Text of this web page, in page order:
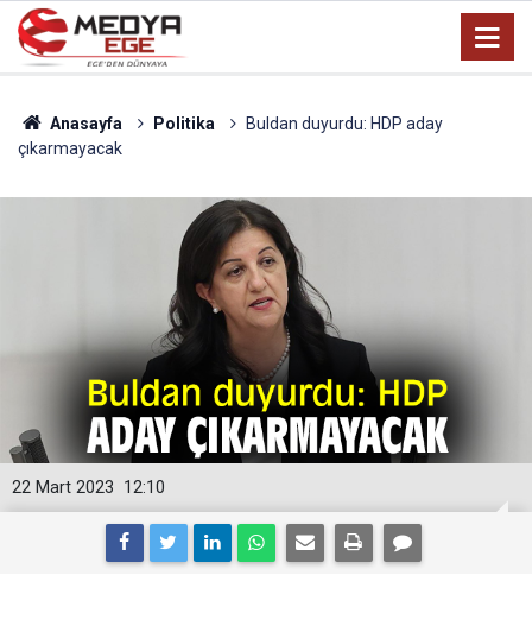
Anasayfa Politika
Buldan duyurdu: HDP aday
çıkarmayacak
12:10
22 Mart 2023